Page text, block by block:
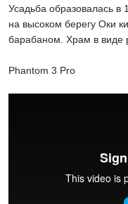
Усадьба образовалась
на высоком берегу Оки
барабаном. Храм в виде
Phantom 3 Pro